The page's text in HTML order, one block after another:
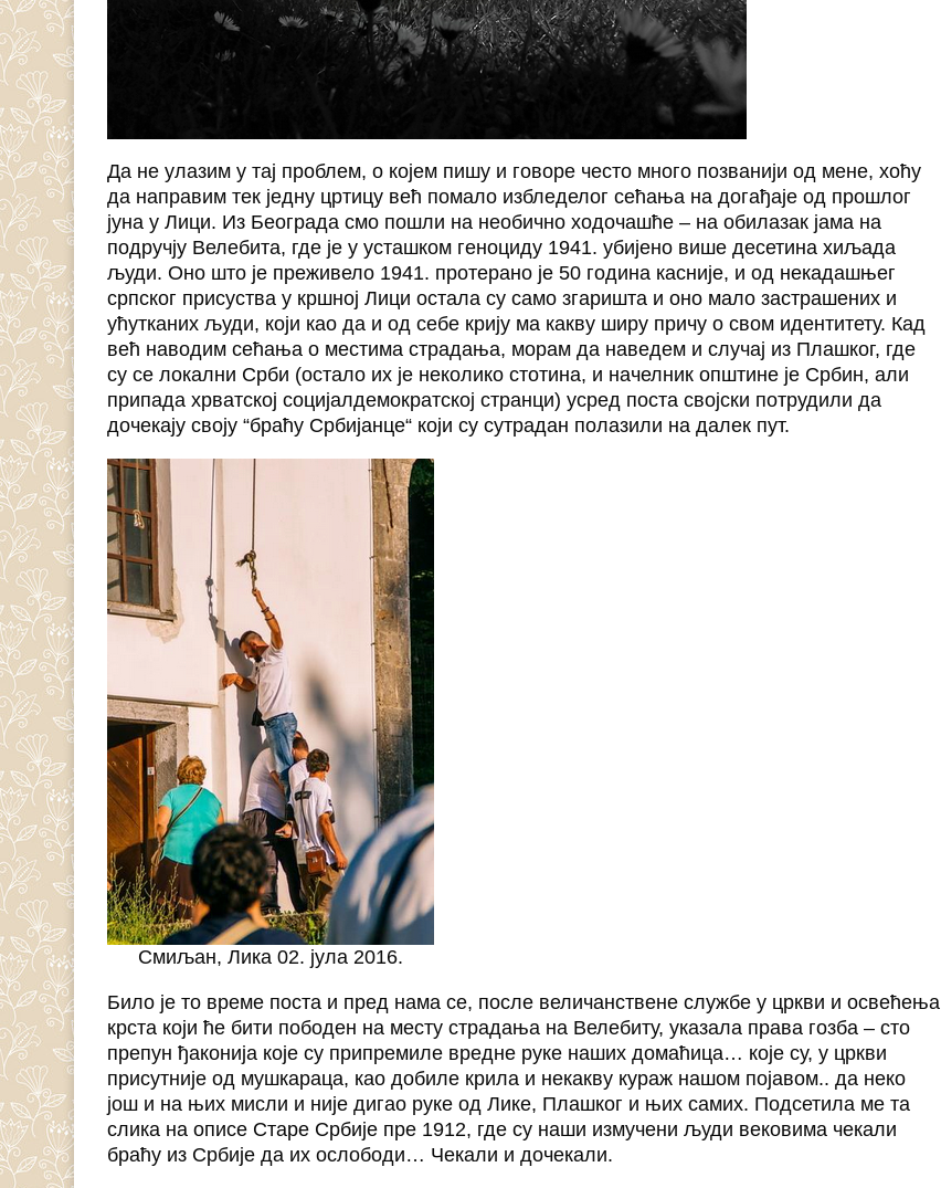
Да не улазим у тај проблем, о којем пишу и говоре често много позванији од мене, хоћу
да направим тек једну цртицу већ помало избледелог сећања на догађаје од прошлог
јуна у Лици. Из Београда смо пошли на необично ходочашће – на обилазак јама на
подручју Велебита, где је у усташком геноциду 1941. убијено више десетина хиљада
људи. Оно што је преживело 1941. протерано је 50 година касније, и од некадашњег
српског присуства у кршној Лици остала су само згаришта и оно мало застрашених и
ућутканих људи, који као да и од себе крију ма какву ширу причу о свом идентитету. Кад
већ наводим сећања о местима страдања, морам да наведем и случај из Плашког, где
су се локални Срби (остало их је неколико стотина, и начелник општине је Србин, али
припада хрватској социјалдемократској странци) усред поста својски потрудили да
дочекају своју “браћу Србијанце“ који су сутрадан полазили на далек пут.
Смиљан, Лика 02. јула 2016.
Било је то време поста и пред нама се, после величанствене службе у цркви и освећења
крста који ће бити пободен на месту страдања на Велебиту, указала права гозба – сто
препун ђаконија које су припремиле вредне руке наших домаћица… које су, у цркви
присутније од мушкараца, као добиле крила и некакву кураж нашом појавом.. да неко
још и на њих мисли и није дигао руке од Лике, Плашког и њих самих. Подсетила ме та
слика на описе Старе Србије пре 1912, где су наши измучени људи вековима чекали
браћу из Србије да их ослободи… Чекали и дочекали.